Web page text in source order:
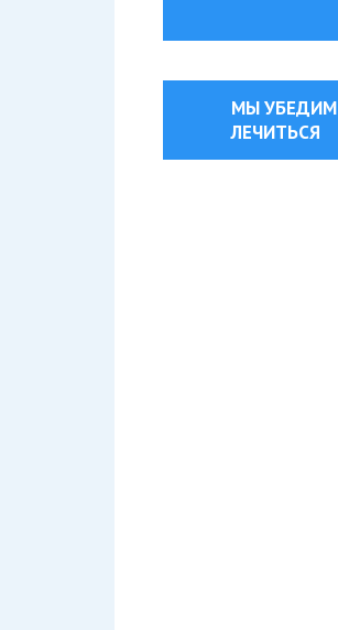
МЫ УБЕДИМ
ЛЕЧИТЬСЯ